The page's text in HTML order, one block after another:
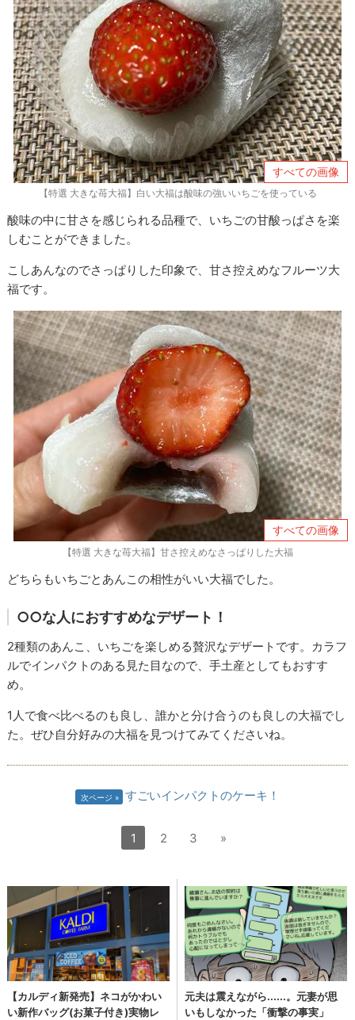
すべての画像
【特選 大きな苺大福】白い大福は酸味の強いいちごを使っている
酸味の中に甘さを感じられる品種で、いちごの甘酸っぱさを楽
しむことができました。
こしあんなのでさっぱりした印象で、甘さ控えめなフルーツ大
福です。
すべての画像
【特選 大きな苺大福】甘さ控えめなさっぱりした大福
どちらもいちごとあんこの相性がいい大福でした。
○○な人におすすめなデザート！
2種類のあんこ、いちごを楽しめる贅沢なデザートです。カラフ
ルでインパクトのある見た目なので、手土産としてもおすす
め。
1人で食べ比べるのも良し、誰かと分け合うのも良しの大福でし
た。ぜひ自分好みの大福を見つけてみてくださいね。
次ページ すごいインパクトのケーキ！
1 2 3 »